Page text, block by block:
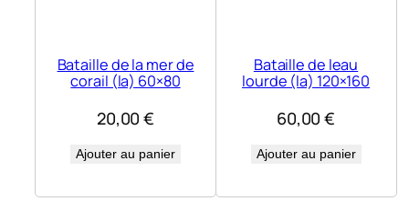
Bataille de la mer de
corail (la) 60×80
20,00€
Ajouter au panier
Bataille de leau
lourde (la) 120×160
60,00€
Ajouter au panier